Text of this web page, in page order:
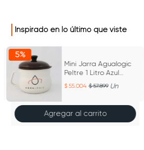
Inspirado en lo último que viste
5%
Mini Jarra Agualogic
Peltre 1 Litro Azul
Jaspeado
55.004 57.899 Un
Agregar al carrito